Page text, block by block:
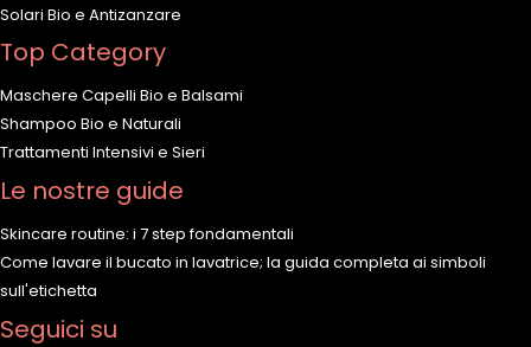
Solari Bio e Antizanzare
Top Category
Maschere Capelli Bio e Balsami
Shampoo Bio e Naturali
Trattamenti Intensivi e Sieri
Le nostre guide
Skincare routine: i 7 step fondamentali
Come lavare il bucato in lavatrice; la guida completa ai simboli
sull'etichetta
Seguici su